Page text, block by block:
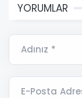
YORUMLAR
Adınız *
E-Posta